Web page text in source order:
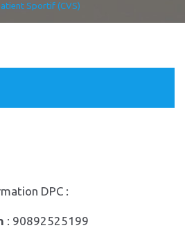
Sportif (CVS)
DPC :
: 90892525199